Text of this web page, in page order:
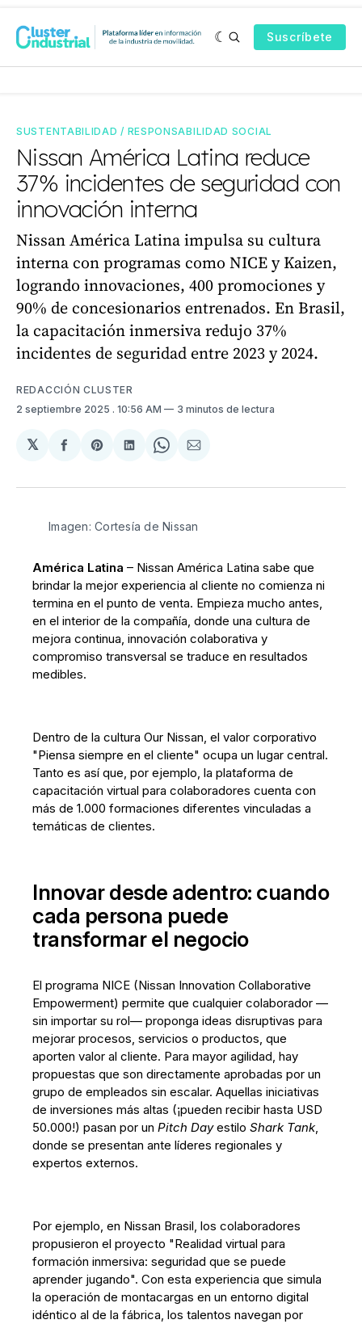
Suscríbete
SUSTENTABILIDAD / RESPONSABILIDAD SOCIAL
Nissan América Latina reduce
37% incidentes de seguridad con
innovación interna
Nissan América Latina impulsa su cultura
interna con programas como NICE y Kaizen,
logrando innovaciones, 400 promociones y
90% de concesionarios entrenados. En Brasil,
la capacitación inmersiva redujo 37%
incidentes de seguridad entre 2023 y 2024.
REDACCIÓN CLUSTER
2 septiembre 2025 . 10:56 AM 3 minutos de lectura
𝕏
Compartir
Facebook
Share
Pinterest
Compartir
LinkedIn
Share
WhatsApp
Compartir
Email
Imagen: Cortesía de Nissan
América Latina– Nissan América Latina sabe que
brindar la mejor experiencia al cliente no comienza ni
termina en el punto de venta. Empieza mucho antes,
en el interior de la compañía, donde una cultura de
mejora continua, innovación colaborativa y
compromiso transversal se traduce en resultados
medibles.
Dentro de la cultura Our Nissan, el valor corporativo
"Piensa siempre en el cliente" ocupa un lugar central.
Tanto es así que, por ejemplo, la plataforma de
capacitación virtual para colaboradores cuenta con
más de 1.000 formaciones diferentes vinculadas a
temáticas de clientes.
Innovar desde adentro: cuando
cada persona puede
transformar el negocio
El programa NICE (Nissan Innovation Collaborative
Empowerment) permite que cualquier colaborador —
sin importar su rol— proponga ideas disruptivas para
mejorar procesos, servicios o productos, que
aporten valor al cliente. Para mayor agilidad, hay
propuestas que son directamente aprobadas por un
grupo de empleados sin escalar. Aquellas iniciativas
de inversiones más altas (¡pueden recibir hasta USD
50.000!) pasan por unPitch DayestiloShark Tank,
donde se presentan ante líderes regionales y
expertos externos.
Por ejemplo, en Nissan Brasil, los colaboradores
propusieron el proyecto "Realidad virtual para
formación inmersiva: seguridad que se puede
aprender jugando". Con esta experiencia que simula
la operación de montacargas en un entorno digital
idéntico al de la fábrica, los talentos navegan por